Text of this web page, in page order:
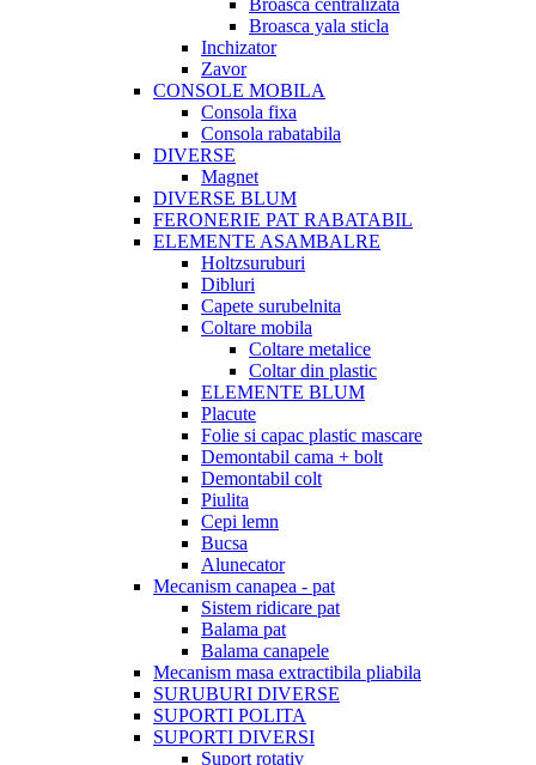
Broasca centralizata
Broasca yala sticla
Inchizator
Zavor
CONSOLE MOBILA
Consola fixa
Consola rabatabila
DIVERSE
Magnet
DIVERSE BLUM
FERONERIE PAT RABATABIL
ELEMENTE ASAMBALRE
Holtzsuruburi
Dibluri
Capete surubelnita
Coltare mobila
Coltare metalice
Coltar din plastic
ELEMENTE BLUM
Placute
Folie si capac plastic mascare
Demontabil cama + bolt
Demontabil colt
Piulita
Cepi lemn
Bucsa
Alunecator
Mecanism canapea - pat
Sistem ridicare pat
Balama pat
Balama canapele
Mecanism masa extractibila pliabila
SURUBURI DIVERSE
SUPORTI POLITA
SUPORTI DIVERSI
Suport rotativ